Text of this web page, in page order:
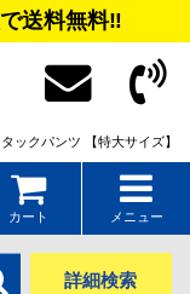
送料無料‼
ックパンツ 【特大サイズ】
カート メニュー
詳細検索